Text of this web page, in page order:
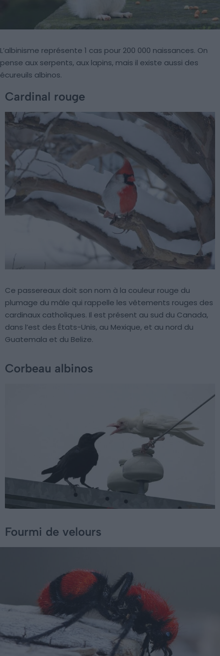
L’albinisme représente 1 cas pour 200 000 naissances. On
pense aux serpents, aux lapins, mais il existe aussi des
écureuils albinos.
Cardinal rouge
Ce passereaux doit son nom à la couleur rouge du
plumage du mâle qui rappelle les vêtements rouges des
cardinaux catholiques. Il est présent au sud du Canada,
dans l’est des États-Unis, au Mexique, et au nord du
Guatemala et du Belize.
Corbeau albinos
Fourmi de velours